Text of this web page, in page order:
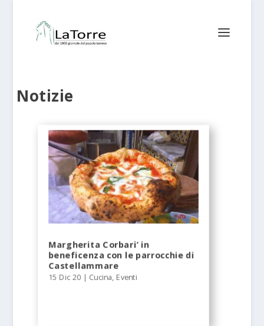
Notizie
Margherita Corbari’ in
beneficenza con le parrocchie di
Castellammare
15 Dic 20 | Cucina, Eventi